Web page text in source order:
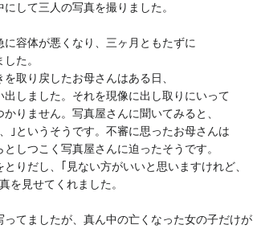
して三人の写真を撮りました。
容体が悪くなり、三ヶ月ともたずに
た。
取り戻したお母さんはある日、
しました。それを現像に出し取りにいって
りません。写真屋さんに聞いてみると、
｣というそうです。不審に思ったお母さんは
しつこく写真屋さんに迫ったそうです。
りだし、｢見ない方がいいと思いますけれど、
を見せてくれました。
てましたが、真ん中の亡くなった女の子だけが